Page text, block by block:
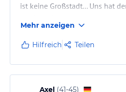
ist keine Großstadt... Uns hat
Einen stinkenden Stall gleich in
weder gesehen noch gerochen.
Hotel: Die Zimmer sind groß
funktional eingerichtet. Zum
und noch ein Doppelbett auf
Mehr anzeigen
Hilfreich Teilen
Axel (41-45)